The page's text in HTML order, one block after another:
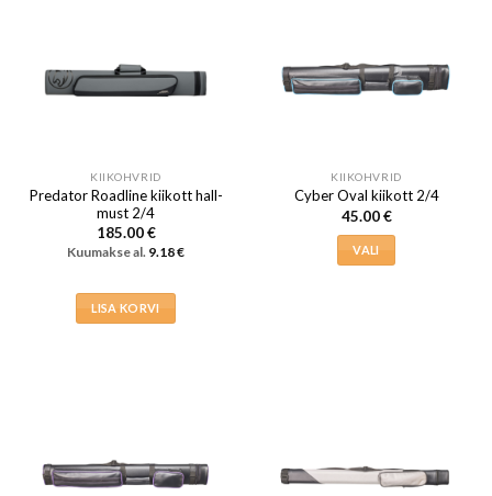
KIIKOHVRID
Predator Roadline kiikott hall-
must 2/4
185.00€
Kuumakse al. 9.18€
LISA KORVI
KIIKOHVRID
Cyber Oval kiikott 2/4
45.00€
VALI